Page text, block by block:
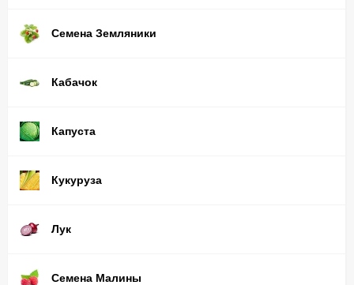
Семена Земляники
Кабачок
Капуста
Кукуруза
Лук
Семена Малины